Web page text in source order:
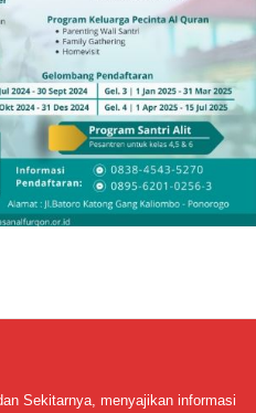
Sekitarnya, menyajikan informasi